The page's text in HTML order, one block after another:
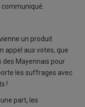
un produit
appel aux votes, que
des Mayennais pour
les suffrages avec
!
part, les